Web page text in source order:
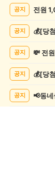
록
공지 전원
공지
공지
공지
공지 📢동